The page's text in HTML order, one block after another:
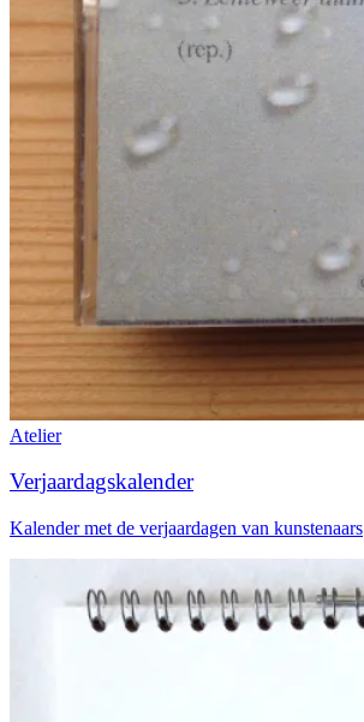
Atelier
Verjaardagskalender
Kalender met de verjaardagen van kunstenaars